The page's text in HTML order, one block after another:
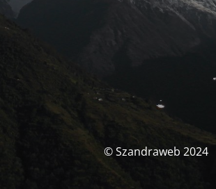
© Szandraweb 2024